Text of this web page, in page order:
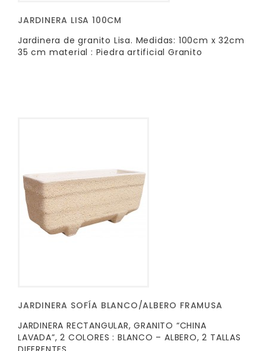
JARDINERA LISA 100CM
Jardinera de granito Lisa. Medidas: 100cm x 32cm
35 cm material : Piedra artificial Granito
JARDINERA SOFÍA BLANCO/ALBERO FRAMUSA
JARDINERA RECTANGULAR, GRANITO “CHINA
LAVADA”, 2 COLORES : BLANCO – ALBERO, 2 TALLAS